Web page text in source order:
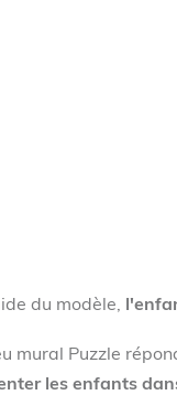
du modèle,
mural Puzzle
les enfants